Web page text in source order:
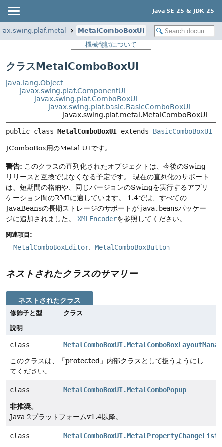
Java SE 25 & JDK 25
MetalComboBoxUI
機械翻訳について
クラスMetalComboBoxUI
java.lang.Object
javax.swing.plaf.ComponentUI
javax.swing.plaf.ComboBoxUI
javax.swing.plaf.basic.BasicComboBoxUI
javax.swing.plaf.metal.MetalComboBoxUI
public class MetalComboBoxUI extends BasicComboBoxUI
JComboBox用のMetal UIです。
警告: このクラスの直列化されたオブジェクトは、今後のSwing
リリースと互換ではなくなる予定です。
現在の直列化のサポート
は、短期間の格納や、同じバージョンのSwingを実行するアプリ
ケーション間のRMIに適しています。
1.4では、すべての
JavaBeansの長期ストレージのサポートがjava.beansパッケー
ジに追加されました。
XMLEncoderを参照してください。
関連項目:
MetalComboBoxEditor MetalComboBoxButton
ネストされたクラスのサマリー
ネストされたクラス
修飾子と型
クラス
説明
class
このクラスは、「protected」内部クラスとして扱うようにし
てください。
class MetalComboBoxUI.MetalComboPopup
非推奨。
Java 2プラットフォームv1.4以降。
class